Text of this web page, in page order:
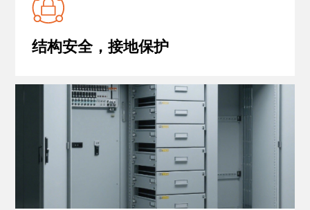
结构安全，接地保护